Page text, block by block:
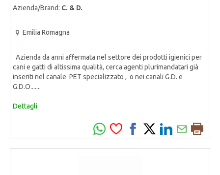
Azienda/Brand: C. & D.
Emilia Romagna
Azienda da anni affermata nel settore dei prodotti igienici per
cani e gatti di altissima qualità, cerca agenti plurimandatari già
inseriti nel canale PET specializzato , o nei canali G.D. e
G.D.O.......
Dettagli